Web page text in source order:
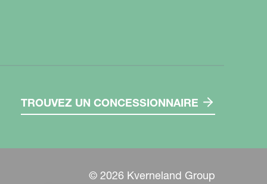
TROUVEZ UN CONCESSIONNAIRE
© 2026 Kverneland Group